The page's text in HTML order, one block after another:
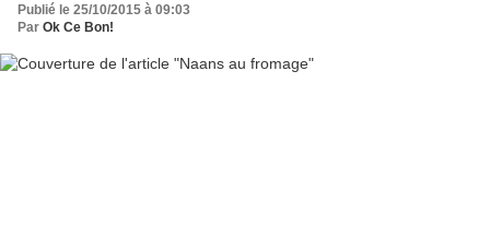
Publié le 25/10/2015 à 09:03
Par Ok Ce Bon!